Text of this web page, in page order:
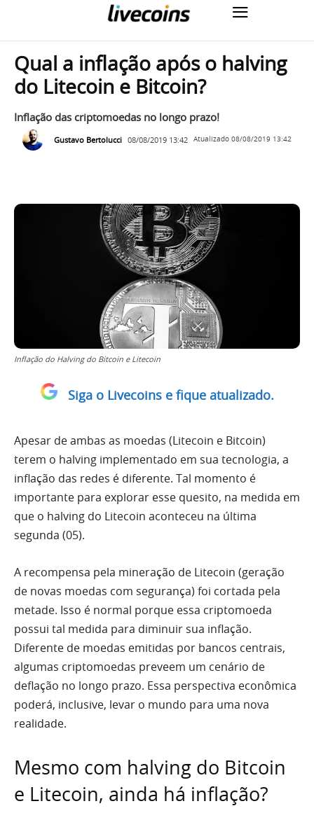
Qual a inflação após o halving
do Litecoin e Bitcoin?
Inflação das criptomoedas no longo prazo!
Gustavo Bertolucci 08/08/2019 13:42 Atualizado 08/08/2019 13:42
Inflação do Halving do Bitcoin e Litecoin
Siga o Livecoins e fique atualizado.
Apesar de ambas as moedas (Litecoin e Bitcoin)
terem o halving implementado em sua tecnologia, a
inflação das redes é diferente. Tal momento é
importante para explorar esse quesito, na medida em
que o halving do Litecoin aconteceu na última
segunda (05).
A recompensa pela mineração de Litecoin (geração
de novas moedas com segurança) foi cortada pela
metade. Isso é normal porque essa criptomoeda
possui tal medida para diminuir sua inflação.
Diferente de moedas emitidas por bancos centrais,
algumas criptomoedas preveem um cenário de
deflação no longo prazo. Essa perspectiva econômica
poderá, inclusive, levar o mundo para uma nova
realidade.
Mesmo com halving do Bitcoin
e Litecoin, ainda há inflação?